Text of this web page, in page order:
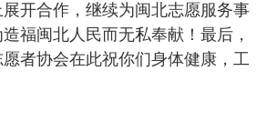
开合作，继续为闽北志愿服务事
福闽北人民而无私奉献！最后，
者协会在此祝你们身体健康，工